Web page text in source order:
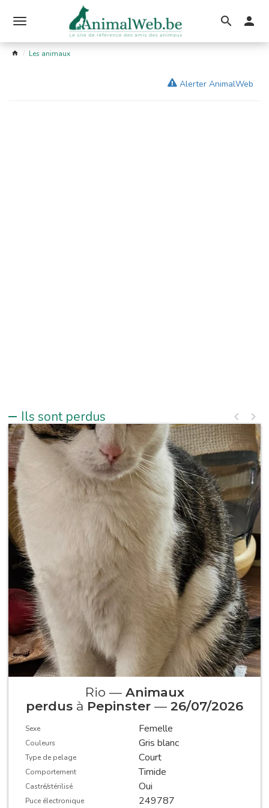
le
menu
Les animaux
Alerter AnimalWeb
Ils sont perdus
Rio — Animaux
perdus à Pepinster — 26/07/2026
Sexe Femelle
Couleurs Gris blanc
Type de pelage Court
Comportement Timide
Castré/stérilisé Oui
Puce électronique 249787